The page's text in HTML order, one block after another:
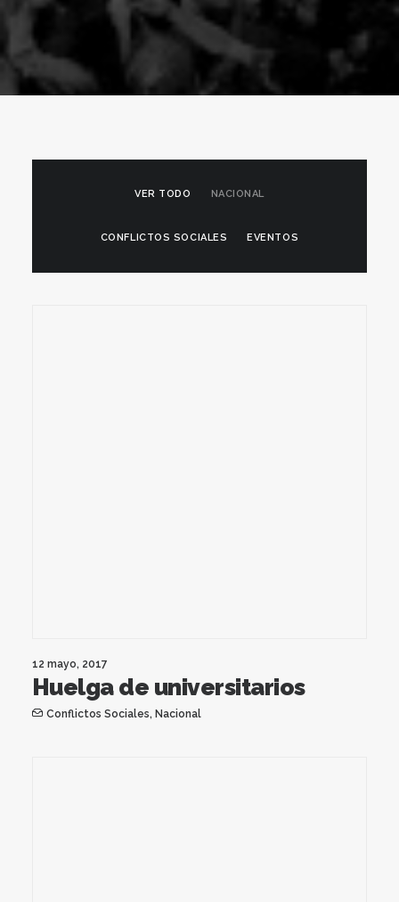
VER TODO NACIONAL
CONFLICTOS SOCIALES EVENTOS
12 mayo, 2017
Huelga de universitarios
Conflictos Sociales, Nacional